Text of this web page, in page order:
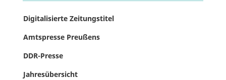
Digitalisierte Zeitungstitel
Amtspresse Preußens
DDR-Presse
Jahresübersicht